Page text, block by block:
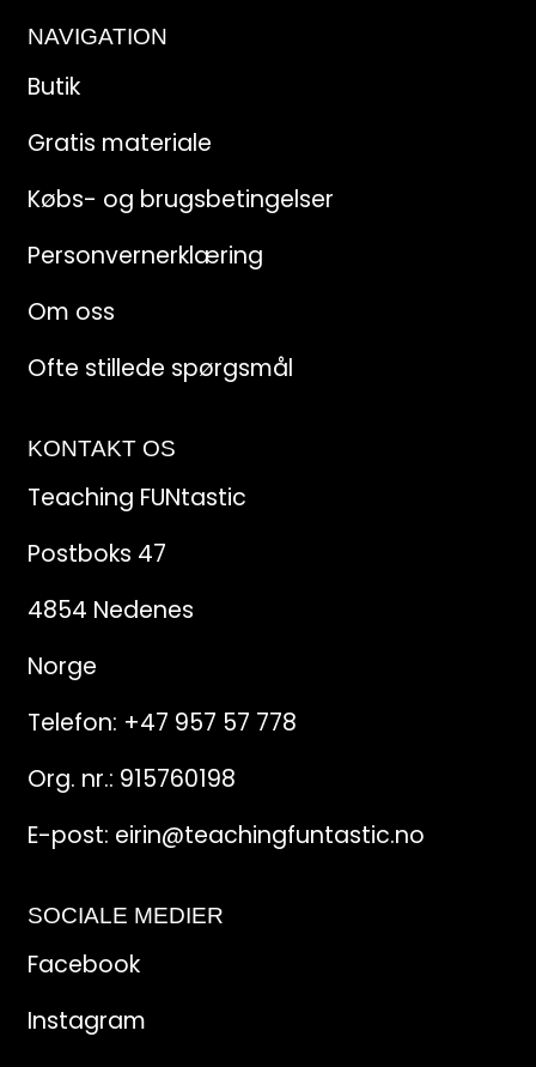
NAVIGATION
Butik
Gratis materiale
Købs- og brugsbetingelser
Personvernerklæring
Om oss
Ofte stillede spørgsmål
KONTAKT OS
Teaching FUNtastic
Postboks 47
4854 Nedenes
Norge
Telefon: +47 957 57 778
Org. nr.: 915760198
E-post: eirin@teachingfuntastic.no
SOCIALE MEDIER
Facebook
Instagram